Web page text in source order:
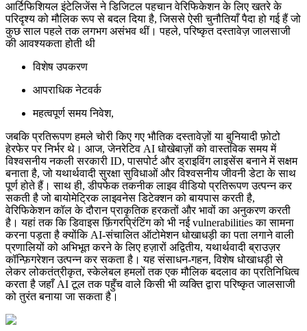
आर्टिफिशियल इंटेलिजेंस ने डिजिटल पहचान वेरिफिकेशन के लिए खतरे के
परिदृश्य को मौलिक रूप से बदल दिया है, जिससे ऐसी चुनौतियाँ पैदा हो गई हैं जो
कुछ साल पहले तक लगभग असंभव थीं। पहले, परिष्कृत दस्तावेज़ जालसाजी
की आवश्यकता होती थी
विशेष उपकरण
आपराधिक नेटवर्क
महत्वपूर्ण समय निवेश,
जबकि प्रतिरूपण हमले चोरी किए गए भौतिक दस्तावेज़ों या बुनियादी फ़ोटो
हेरफेर पर निर्भर थे। आज, जेनरेटिव AI धोखेबाज़ों को वास्तविक समय में
विश्वसनीय नकली सरकारी ID, पासपोर्ट और ड्राइविंग लाइसेंस बनाने में सक्षम
बनाता है, जो यथार्थवादी सुरक्षा सुविधाओं और विश्वसनीय जीवनी डेटा के साथ
पूर्ण होते हैं। साथ ही, डीपफेक तकनीक लाइव वीडियो प्रतिरूपण उत्पन्न कर
सकती है जो बायोमेट्रिक लाइवनेस डिटेक्शन को बायपास करती है,
वेरिफिकेशन कॉल के दौरान प्राकृतिक हरकतों और भावों का अनुकरण करती
है। यहां तक कि डिवाइस फ़िंगरप्रिंटिंग को भी नई vulnerabilities का सामना
करना पड़ता है क्योंकि AI-संचालित ऑटोमेशन धोखाधड़ी का पता लगाने वाली
प्रणालियों को अभिभूत करने के लिए हज़ारों अद्वितीय, यथार्थवादी ब्राउज़र
कॉन्फ़िगरेशन उत्पन्न कर सकता है। यह संसाधन-गहन, विशेष धोखाधड़ी से
लेकर लोकतंत्रीकृत, स्केलेबल हमलों तक एक मौलिक बदलाव का प्रतिनिधित्व
करता है जहाँ AI टूल तक पहुँच वाले किसी भी व्यक्ति द्वारा परिष्कृत जालसाजी
को तुरंत बनाया जा सकता है।